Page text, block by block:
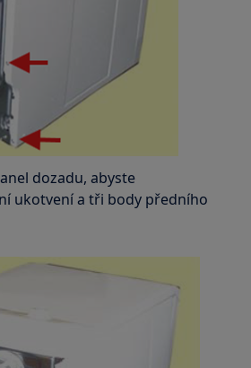
dozadu, abyste
ukotvení a tři body předního